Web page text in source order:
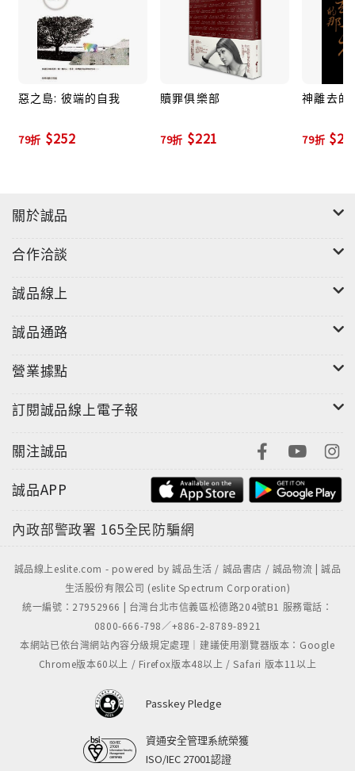
惡之島: 彼端的自我
79折 $252
贖罪俱樂部
79折 $221
神離去的
79折
關於誠品
合作洽談
誠品線上
誠品通路
營業據點
訂閱誠品線上電子報
關注誠品
誠品APP
內政部警政署 165全民防騙網
誠品線上eslite.com - powered by 誠品生活 / 誠品書店 / 誠品物流 | 誠品
生活股份有限公司 (eslite Spectrum Corporation)
統一編號：27952966 | 台灣台北市信義區松德路204號B1 服務電話：
0800-666-798／+886-2-8789-8921
本網站已依台灣網站內容分級規定處理｜建議使用瀏覽器版本：Google
Chrome版本60以上 / Firefox版本48以上 / Safari 版本11以上
Passkey Pledge
資通安全管理系統榮獲
ISO/IEC 27001認證